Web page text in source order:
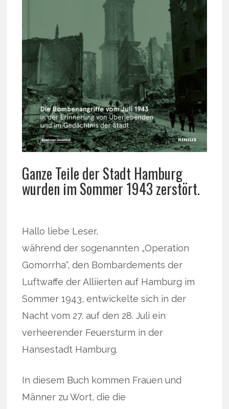
Ganze Teile der Stadt Hamburg
wurden im Sommer 1943 zerstört.
Hallo liebe Leser,
während der sogenannten „Operation
Gomorrha“, den Bombardements der
Luftwaffe der Alliierten auf Hamburg im
Sommer 1943, entwickelte sich in der
Nacht vom 27. auf den 28. Juli ein
verheerender Feuersturm in der
Hansestadt Hamburg.
In diesem Buch kommen Frauen und
Männer zu Wort, die die